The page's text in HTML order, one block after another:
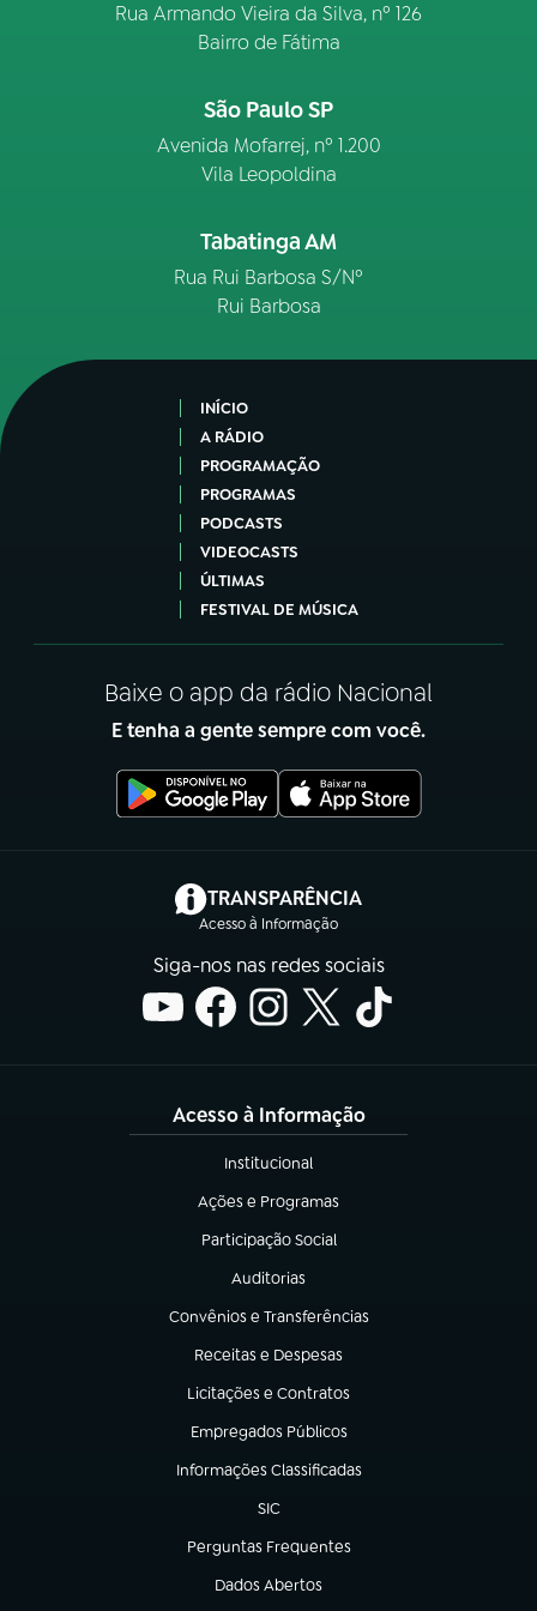
Rua Armando Vieira da Silva, nº 126
Bairro de Fátima
São Paulo SP
Avenida Mofarrej, nº 1.200
Vila Leopoldina
Tabatinga AM
Rua Rui Barbosa S/Nº
Rui Barbosa
INÍCIO
A RÁDIO
PROGRAMAÇÃO
PROGRAMAS
PODCASTS
VIDEOCASTS
ÚLTIMAS
FESTIVAL DE MÚSICA
Baixe o app da rádio Nacional
E tenha a gente sempre com você.
TRANSPARÊNCIA
Acesso à Informação
(abre em nova aba)
Siga-nos nas redes sociais
Acesso à Informação
Institucional
(abre em nova aba)
Ações e Programas
(abre em nova aba)
Participação Social
(abre em nova aba)
Auditorias
(abre em nova aba)
Convênios e Transferências
(abre em nova aba)
Receitas e Despesas
(abre em nova aba)
Licitações e Contratos
(abre em nova aba)
Empregados Públicos
(abre em nova aba)
Informações Classificadas
(abre em nova aba)
SIC
(abre em nova aba)
Perguntas Frequentes
(abre em nova aba)
Dados Abertos
(abre em nova aba)